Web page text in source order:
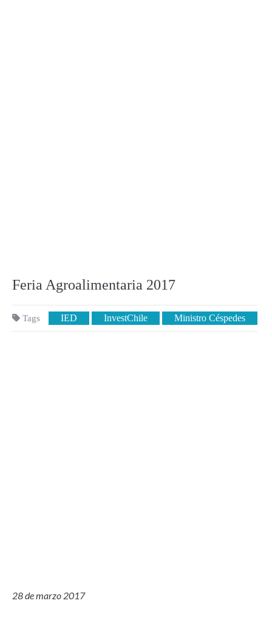
Feria Agroalimentaria 2017
Tags IED InvestChile Ministro Céspedes
28 de marzo 2017